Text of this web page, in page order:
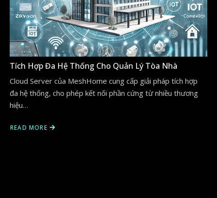
Tích Hợp Đa Hệ Thống Cho Quản Lý Tòa Nhà
Cloud Server của MeshHome cung cấp giải pháp tích hợp
đa hệ thống, cho phép kết nối phần cứng từ nhiều thương
hiệu…
READ MORE